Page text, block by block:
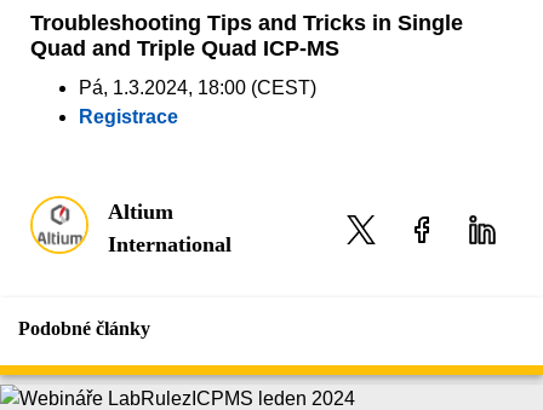
Troubleshooting Tips and Tricks in Single
Quad and Triple Quad ICP-MS
Pá, 1.3.2024, 18:00 (CEST)
Registrace
Altium
International
Podobné články